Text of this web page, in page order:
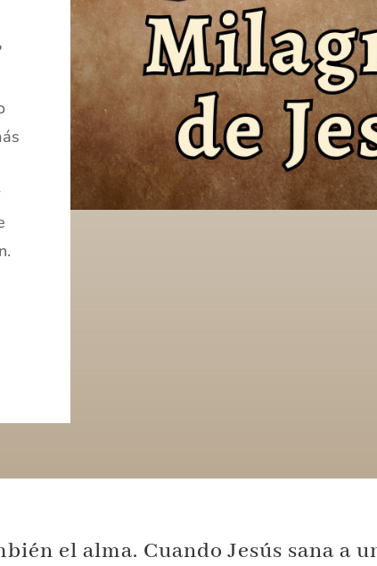
el alma. Cuando Jesús sana a